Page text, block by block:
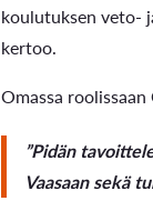
koulutuksen veto-
kertoo.
Omassa
”Pidän
Vaasaan sekä